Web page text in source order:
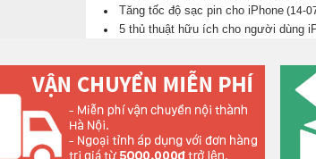
Tăng tốc độ sạc pin cho iPhone (14-
5 thủ thuật hữu ích cho người dùng